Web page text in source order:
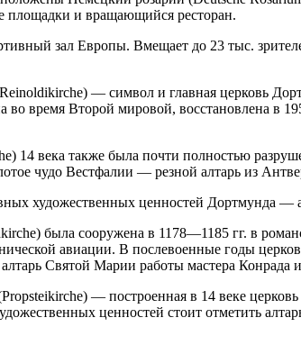
площадки и вращающийся ресторан.
зал Европы. Вмещает до 23 тыс.
— символ и главная церковь
во время Второй мировой, восстановлена в
14 века также была почти полностью
чудо Вестфалии — резной алтарь из
художественных ценностей Дортмунда —
была сооружена в 1178—1185 гг. в
авиации. В послевоенные годы
Святой Марии работы мастера Конрада
— построенная в 14 веке
ценностей стоит отметить